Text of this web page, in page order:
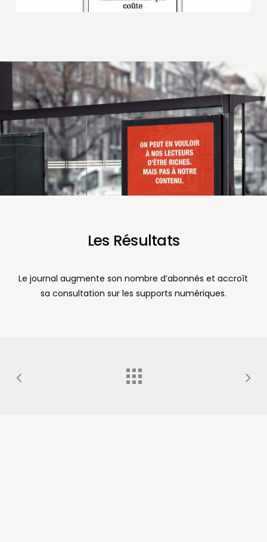
Les Résultats
Le journal augmente son nombre d’abonnés et accroît
sa consultation sur les supports numériques.